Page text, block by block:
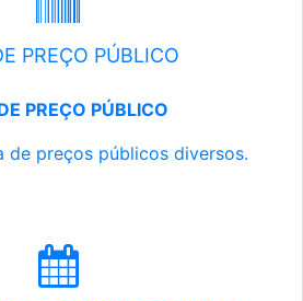
PREÇO PÚBLICO
PREÇO PÚBLICO
de preços públicos diversos.